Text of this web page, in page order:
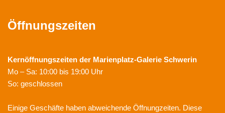
Öffnungszeiten
Kernöffnungszeiten der Marienplatz-Galerie Schwerin
Mo – Sa: 10:00 bis 19:00 Uhr
So: geschlossen
Einige Geschäfte haben abweichende Öffnungzeiten. Diese